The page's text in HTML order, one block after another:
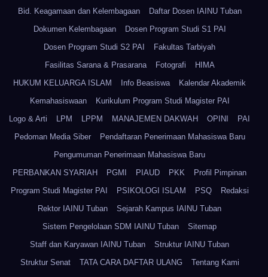
Bid. Keagamaan dan Kelembagaan
Daftar Dosen IAINU Tuban
Dokumen Kelembagaan
Dosen Program Studi S1 PAI
Dosen Program Studi S2 PAI
Fakultas Tarbiyah
Fasilitas Sarana & Prasarana
Fotografi
HIMA
HUKUM KELUARGA ISLAM
Info Beasiswa
Kalendar Akademik
Kemahasiswaan
Kurikulum Program Studi Magister PAI
Logo & Arti
LPM LPPM MANAJEMEN DAKWAH OPINI
PAI
Pedoman Media Siber
Pendaftaran Penerimaan Mahasiswa Baru
Pengumuman Penerimaan Mahasiswa Baru
PERBANKAN SYARIAH
PGMI PIAUD PKK
Profil Pimpinan
Program Studi Magister PAI
PSIKOLOGI ISLAM PSQ
Redaksi
Rektor IAINU Tuban
Sejarah Kampus IAINU Tuban
Sistem Pengelolaan SDM IAINU Tuban
Sitemap
Staff dan Karyawan IAINU Tuban
Struktur IAINU Tuban
Struktur Senat
TATA CARA DAFTAR ULANG
Tentang Kami